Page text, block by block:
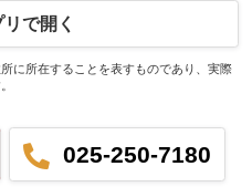
で開く
に所在することを表すものであり、実際
025-250-7180